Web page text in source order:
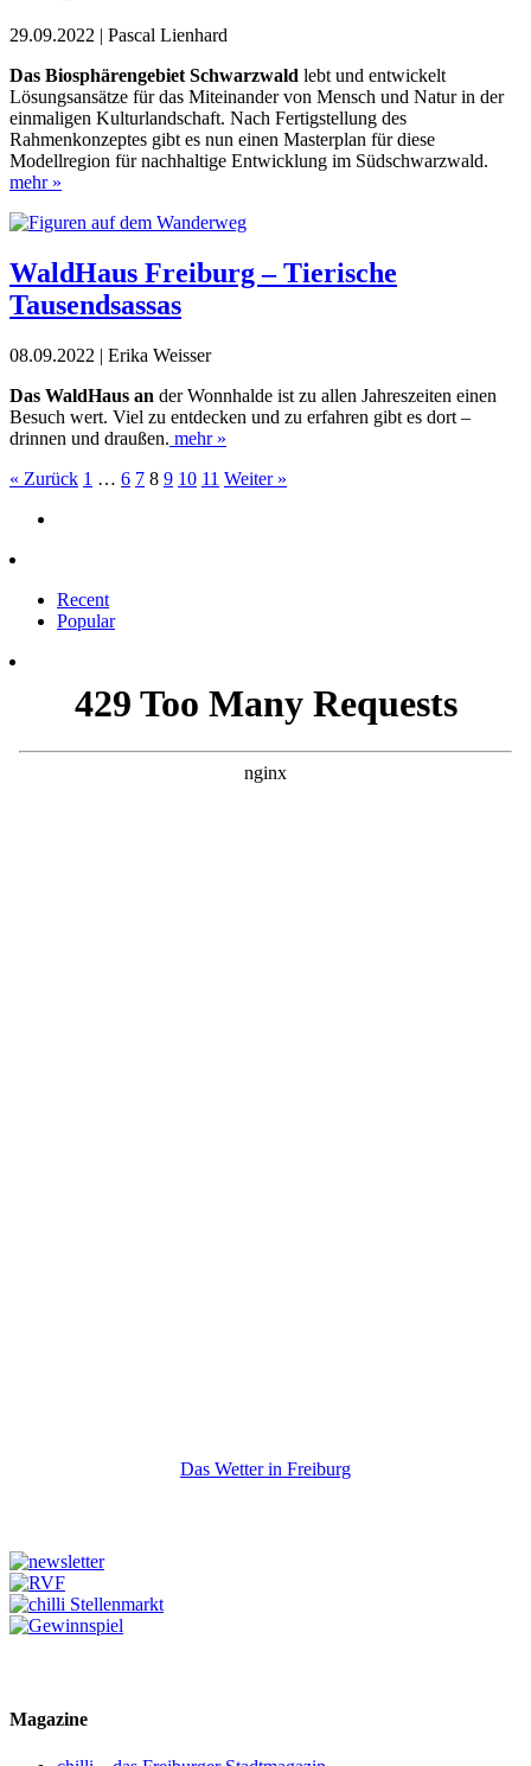
29.09.2022 | Pascal Lienhard
Das Biosphärengebiet Schwarzwald lebt und entwickelt
Lösungsansätze für das Miteinander von Mensch und Natur in der
einmaligen Kulturlandschaft. Nach Fertigstellung des
Rahmenkonzeptes gibt es nun einen Masterplan für diese
Modellregion für nachhaltige Entwicklung im Südschwarzwald.
mehr »
WaldHaus Freiburg – Tierische
Tausendsassas
08.09.2022 | Erika Weisser
Das WaldHaus an der Wonnhalde ist zu allen Jahreszeiten einen
Besuch wert. Viel zu entdecken und zu erfahren gibt es dort –
drinnen und draußen. mehr »
« Zurück 1 … 6 7 8 9 10 11 Weiter »
Recent
Popular
Das Wetter in Freiburg
Magazine